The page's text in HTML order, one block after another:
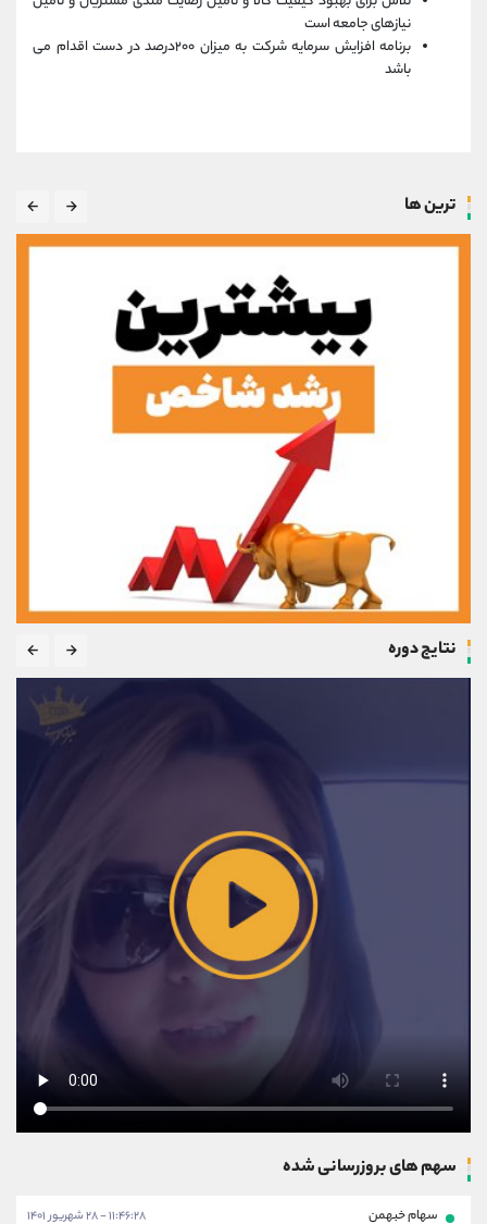
نیازهای جامعه است
برنامه افزایش سرمایه شرکت به میزان ۲۰۰درصد در دست اقدام می
باشد
ترین ها
نتایج دوره
سهم های بروزرسانی شده
سهام خبهمن ۱۱:۴۶:۲۸ - ۲۸ شهریور ۱۴۰۱